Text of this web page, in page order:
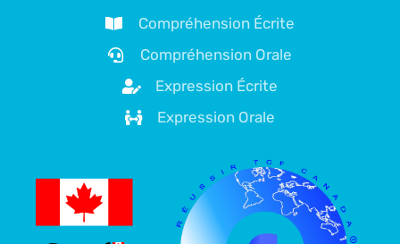
Compréhension Écrite
Compréhension Orale
Expression Écrite
Expression Orale